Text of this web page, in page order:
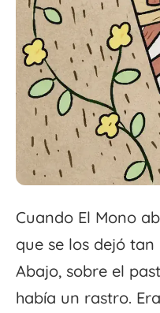
Cuando El Mono
que se los dejó
Abajo, sobre el
había un rastro.